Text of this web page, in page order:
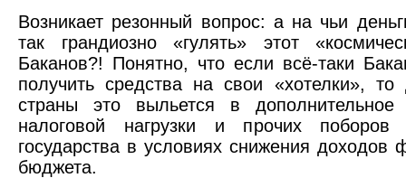
Возникает резонный вопрос: а на чьи
так грандиозно «гулять» этот
Баканов?! Понятно, что если всё-таки
получить средства на свои «хотелки»,
страны это выльется в дополнительное
налоговой нагрузки и прочих
государства в условиях снижения доходов
бюджета.